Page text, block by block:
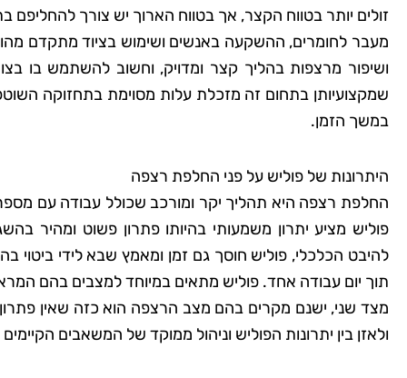
זולים יותר בטווח הקצר, אך בטווח הארוך יש צורך להחליפם
מעבר לחומרים, ההשקעה באנשים ושימוש בציוד מתקדם
ושיפור מרצפות בהליך קצר ומדויק, וחשוב להשתמש בו
שמקצועיותן בתחום זה מזכלת עלות מסוימת בתחזוקה
במשך הזמן.
היתרונות של פוליש על פני החלפת רצפה
החלפת רצפה היא תהליך יקר ומורכב שכולל עבודה עם מספר
פוליש מציע יתרון משמעותי בהיותו פתרון פשוט
להיבט הכלכלי, פוליש חוסך גם זמן ומאמץ שבא לידי
תוך יום עבודה אחד. פוליש מתאים במיוחד למצבים בהם
מצד שני, ישנם מקרים בהם מצב הרצפה הוא כזה שאין
ולאזן בין יתרונות הפוליש וניהול ממוקד של המשאבים